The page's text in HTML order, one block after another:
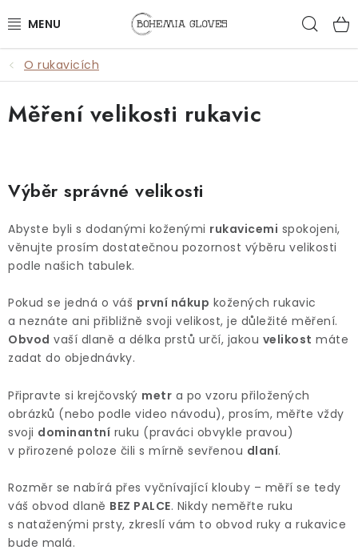
na
ŽENY
MUŽI
🎁 DÁRKY
DÁRKOVÉ POUKAZY
VŠECHNY PRODUKTY
Doprava a platba Vrácení a výměna
O rukavicích
O nás Blog Prodejny
Klub BG
Kontakt
O rukavicích
Měření velikosti rukavic
Výběr správné velikosti
Abyste byli s dodanými koženými rukavicemi spokojeni,
věnujte prosím dostatečnou pozornost výběru velikosti
podle našich tabulek.
Pokud se jedná o váš první nákup kožených rukavic
a neznáte ani přibližně svoji velikost, je důležité měření.
Obvod vaší dlaně a délka prstů určí, jakou velikost máte
zadat do objednávky.
Připravte si krejčovský metr a po vzoru přiložených
obrázků (nebo podle video návodu), prosím, měřte vždy
svoji dominantní ruku (praváci obvykle pravou)
v přirozené poloze čili s mírně sevřenou dlaní.
Rozměr se nabírá přes vyčnívající klouby – měří se tedy
váš obvod dlaně BEZ PALCE. Nikdy neměřte ruku
s nataženými prsty, zkreslí vám to obvod ruky a rukavice
bude malá.